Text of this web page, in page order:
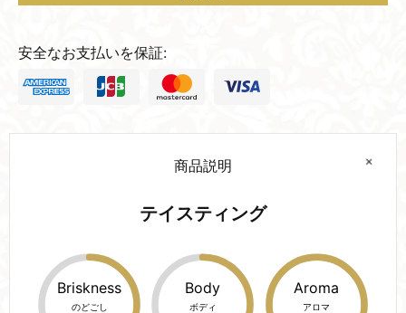
安全なお支払いを保証:
商品説明
テイスティング
Briskness
のどごし
Body
ボディ
Aroma
アロマ